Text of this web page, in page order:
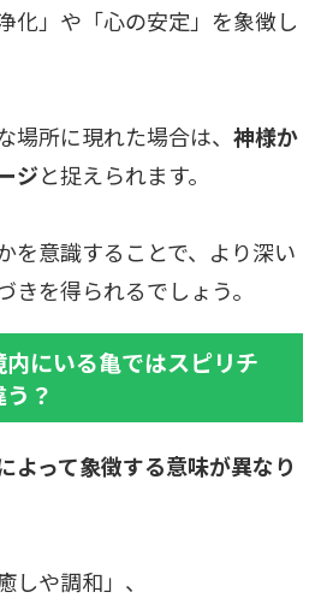
化」や「心の安定」を象徴し
所に現れた場合は、 神様か
ジと捉えられます。
を意識することで、より深い
きを得られるでしょう。
にいる亀ではスピリチ
？
よって象徴する意味が異なり
や調和」、